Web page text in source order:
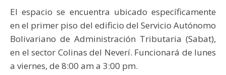
El espacio se encuentra ubicado específicamente
en el primer piso del edificio del Servicio Autónomo
Bolivariano de Administración Tributaria (Sabat),
en el sector Colinas del Neverí. Funcionará de lunes
a viernes, de 8:00 am a 3:00 pm.